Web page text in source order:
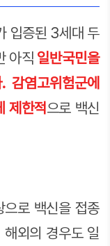
입증된 3세대 두
아직 일반국민을
감염고위험군에
제한적 으로 백신
으로 백신을 접종
외의 경우도 일